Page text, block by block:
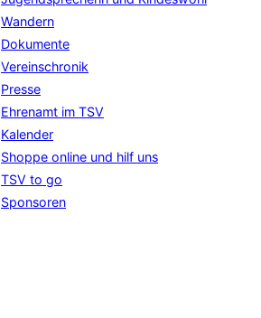
Wandern
Dokumente
Vereinschronik
Presse
Ehrenamt im TSV
Kalender
Shoppe online und hilf uns
TSV to go
Sponsoren